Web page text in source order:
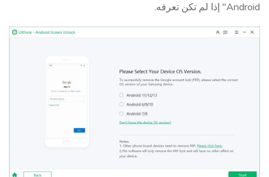
Android" إذا لم تكن تعرفه.